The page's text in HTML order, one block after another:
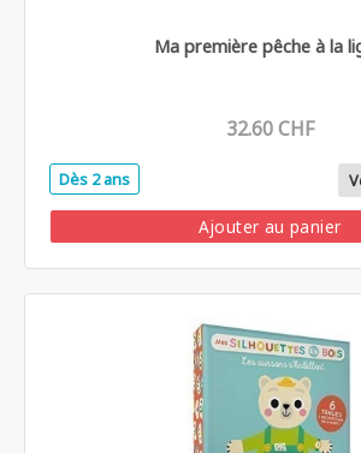
Ma première pêche à la
32.60 CHF
Dès 2 ans
Ajouter au panier